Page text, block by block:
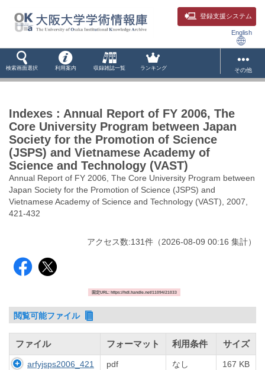
登録支援システム
English
検索画面選択 利用案内 収録雑誌一覧 ランキング その他
Indexes : Annual Report of FY 2006, The
Core University Program between Japan
Society for the Promotion of Science
(JSPS) and Vietnamese Academy of
Science and Technology (VAST)
Annual Report of FY 2006, The Core University Program between
Japan Society for the Promotion of Science (JSPS) and
Vietnamese Academy of Science and Technology (VAST), 2007,
421-432
アクセス数:131件 （2026-08-09 00:16 集計）
固定URL: https://hdl.handle.net/11094/21033
閲覧可能ファイル
ファイル フォーマット 利用条件 サイズ
arfyjsps2006_421 pdf なし 167 KB